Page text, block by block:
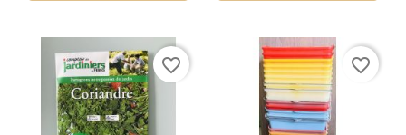
favorite_border favorite_border